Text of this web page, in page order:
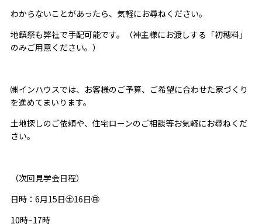
わからないことがあったら、気軽にお尋ねください。
地鎮祭も弊社で手配可能です。（神主様にお渡しする「初穂料」
のみご用意ください。）
㈱インハウスでは、お客様のご予算、ご希望に合わせた家づくり
を進めてまいります。
土地探しのご依頼や、住宅ローンのご相談等お気軽にお尋ねくだ
さい。
（次回見学会日程）
日時：6月15日㊏16日㊐
10時~17時